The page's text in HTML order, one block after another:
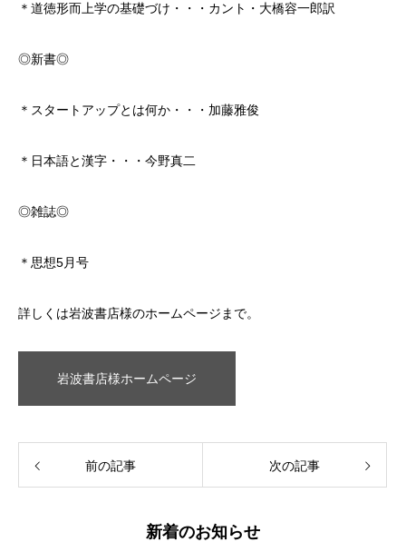
＊道徳形而上学の基礎づけ・・・カント・大橋容一郎訳
◎新書◎
＊スタートアップとは何か・・・加藤雅俊
＊日本語と漢字・・・今野真二
◎雑誌◎
＊思想5月号
詳しくは岩波書店様のホームページまで。
岩波書店様ホームページ
前の記事 次の記事
新着のお知らせ